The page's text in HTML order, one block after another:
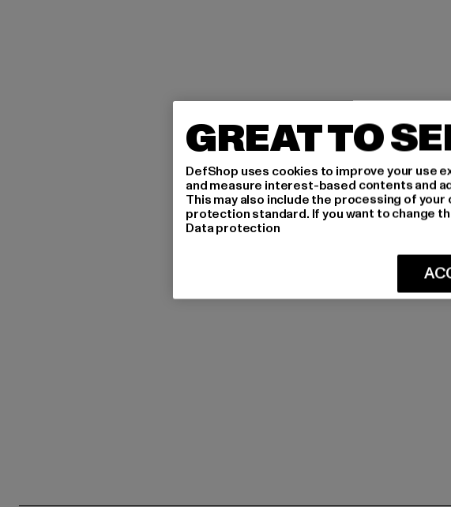
GREAT TO
DefShop uses cookies to improve your use
and measure interest-based contents and
This may also include the processing of
protection standard. If you want to change
Data protection